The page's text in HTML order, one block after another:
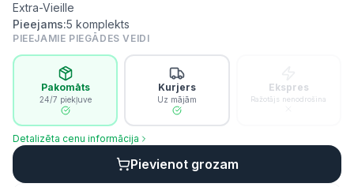
Extra-Vieille
Pieejams:5 komplekts
PIEEJAMIE PIEGĀDES VEIDI
Pakomāts
24/7 piekļuve
Kurjers
Uz mājām
Ekspres
Ražotājs nenodrošina
Detalizēta cenu informācija
Pievienot grozam